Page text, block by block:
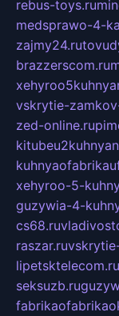
rebus-toys.ru
medsprawo-4-
zajmy24.ru
brazzerscom.ru
vskrytie-
zed-online.ru
xehyroo-5-
guzywia-4-
cs68.ru
raszar.ru
lipetsktelecom.ru
seksuzb.ru